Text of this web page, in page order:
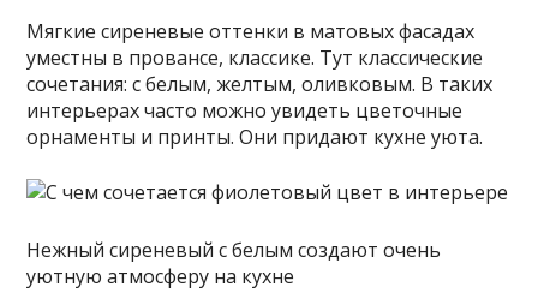
Мягкие сиреневые оттенки в матовых фасадах
уместны в провансе, классике. Тут классические
сочетания: с белым, желтым, оливковым. В таких
интерьерах часто можно увидеть цветочные
орнаменты и принты. Они придают кухне уюта.
Нежный сиреневый с белым создают очень
уютную атмосферу на кухне